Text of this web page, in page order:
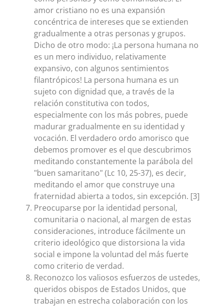
amor cristiano no es una expansión
concéntrica de intereses que se extienden
gradualmente a otras personas y grupos.
Dicho de otro modo: ¡La persona humana no
es un mero individuo, relativamente
expansivo, con algunos sentimientos
filantrópicos! La persona humana es un
sujeto con dignidad que, a través de la
relación constitutiva con todos,
especialmente con los más pobres, puede
madurar gradualmente en su identidad y
vocación. El verdadero ordo amorisco que
debemos promover es el que descubrimos
meditando constantemente la parábola del
"buen samaritano" (Lc 10, 25-37), es decir,
meditando el amor que construye una
fraternidad abierta a todos, sin excepción. [3]
Preocuparse por la identidad personal,
comunitaria o nacional, al margen de estas
consideraciones, introduce fácilmente un
criterio ideológico que distorsiona la vida
social e impone la voluntad del más fuerte
como criterio de verdad.
Reconozco los valiosos esfuerzos de ustedes,
queridos obispos de Estados Unidos, que
trabajan en estrecha colaboración con los